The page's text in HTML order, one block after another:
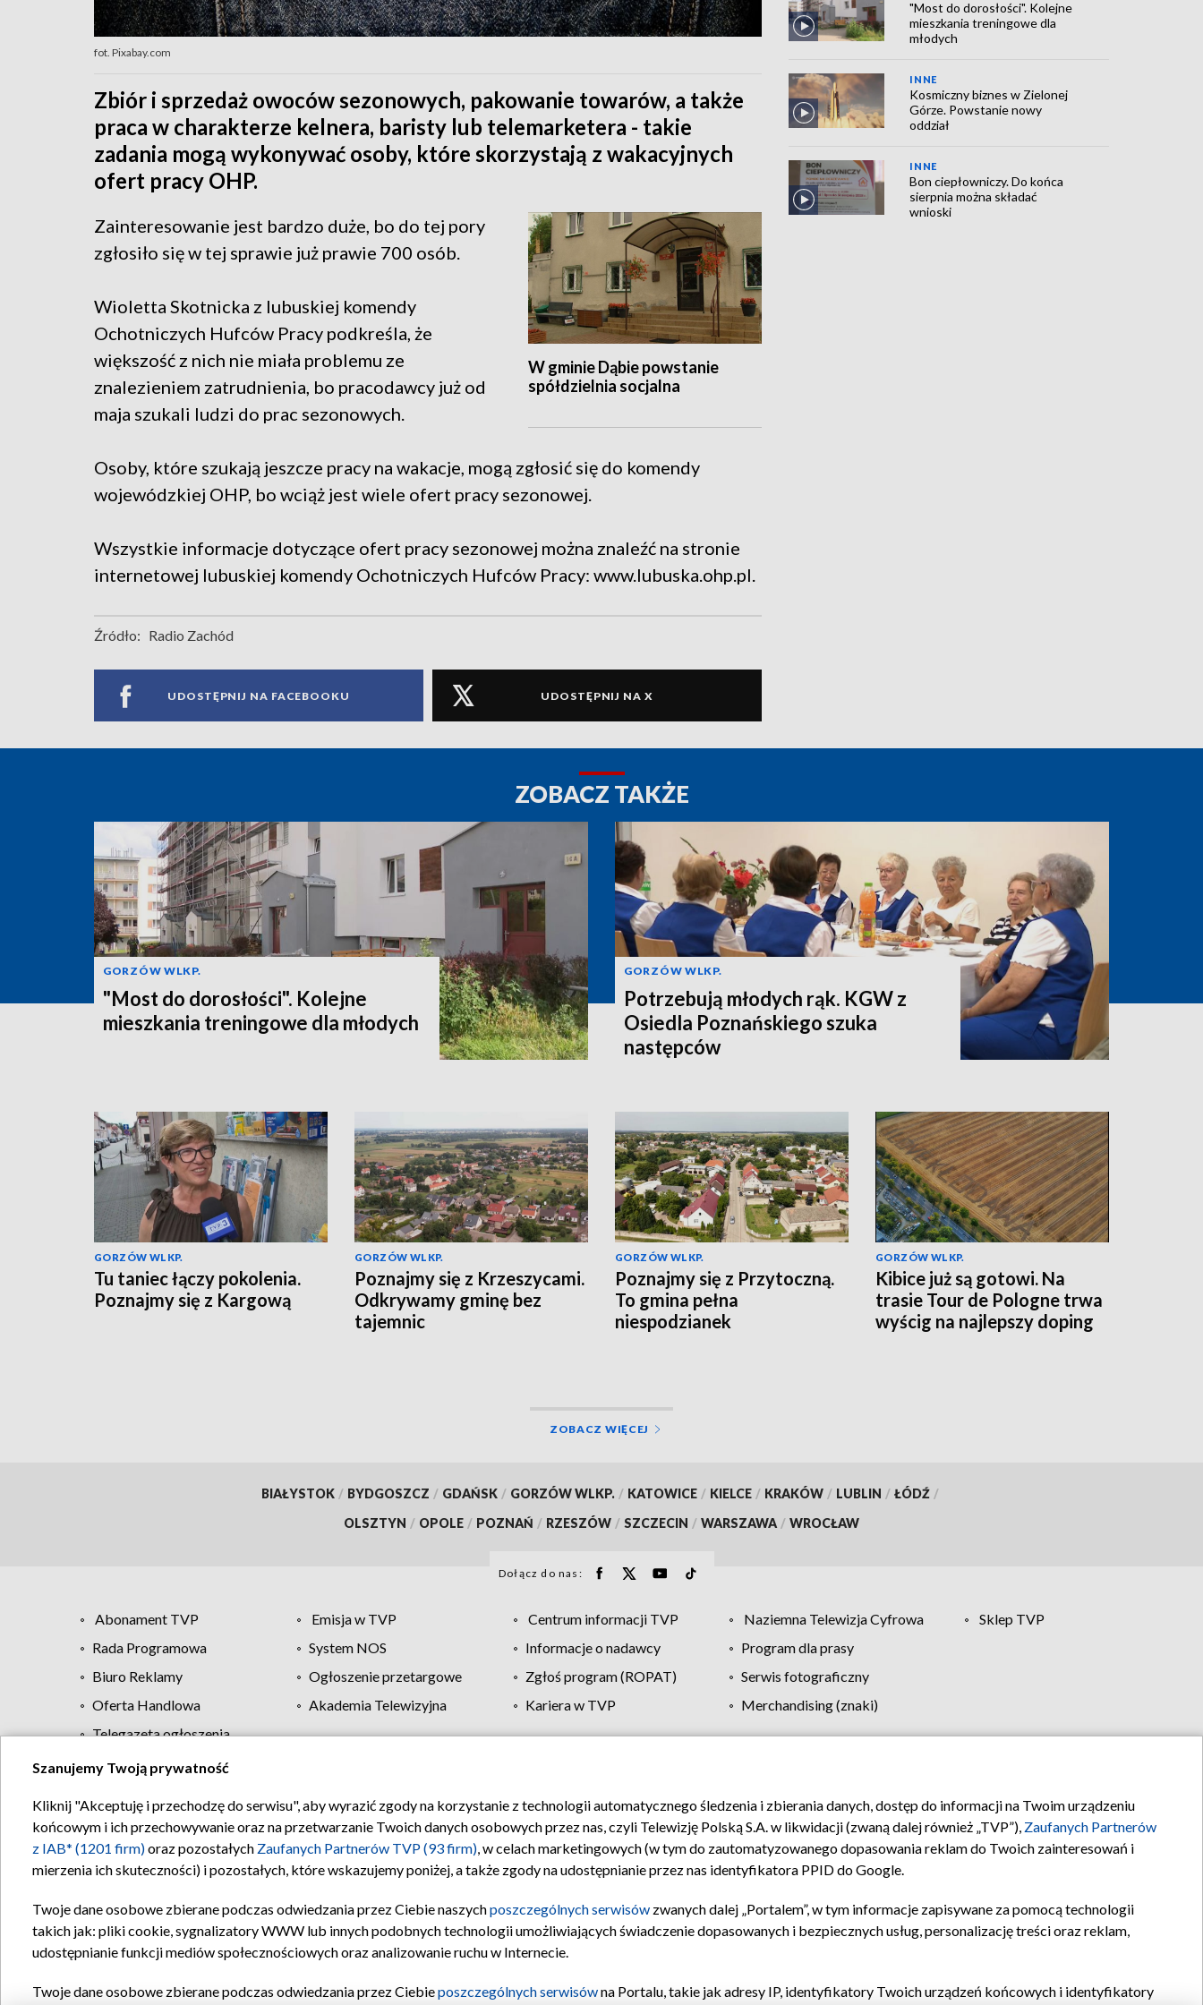
fot. Pixabay.com
Zbiór i sprzedaż owoców sezonowych, pakowanie towarów, a także
praca w charakterze kelnera, baristy lub telemarketera - takie
zadania mogą wykonywać osoby, które skorzystają z wakacyjnych
ofert pracy OHP.
W gminie Dąbie powstanie
spółdzielnia socjalna
Zainteresowanie jest bardzo duże, bo do tej pory
zgłosiło się w tej sprawie już prawie 700 osób.
Wioletta Skotnicka z lubuskiej komendy
Ochotniczych Hufców Pracy podkreśla, że
większość z nich nie miała problemu ze
znalezieniem zatrudnienia, bo pracodawcy już od
maja szukali ludzi do prac sezonowych.
Osoby, które szukają jeszcze pracy na wakacje, mogą zgłosić się do komendy
wojewódzkiej OHP, bo wciąż jest wiele ofert pracy sezonowej.
Wszystkie informacje dotyczące ofert pracy sezonowej można znaleźć na stronie
internetowej lubuskiej komendy Ochotniczych Hufców Pracy: www.lubuska.ohp.pl.
Źródło: Radio Zachód
UDOSTĘPNIJ NA FACEBOOKU UDOSTĘPNIJ NA X
"Most do dorosłości". Kolejne
mieszkania treningowe dla
młodych
INNE
Kosmiczny biznes w Zielonej
Górze. Powstanie nowy
oddział
INNE
Bon ciepłowniczy. Do końca
sierpnia można składać
wnioski
ZOBACZ TAKŻE
GORZÓW WLKP.
"Most do dorosłości". Kolejne
mieszkania treningowe dla młodych
GORZÓW WLKP.
Potrzebują młodych rąk. KGW z
Osiedla Poznańskiego szuka
następców
GORZÓW WLKP.
Tu taniec łączy pokolenia.
Poznajmy się z Kargową
GORZÓW WLKP.
Poznajmy się z Krzeszycami.
Odkrywamy gminę bez
tajemnic
GORZÓW WLKP.
Poznajmy się z Przytoczną.
To gmina pełna
niespodzianek
GORZÓW WLKP.
Kibice już są gotowi. Na
trasie Tour de Pologne trwa
wyścig na najlepszy doping
ZOBACZ WIĘCEJ
BIAŁYSTOK / BYDGOSZCZ / GDAŃSK / GORZÓW WLKP. / KATOWICE / KIELCE / KRAKÓW / LUBLIN / ŁÓDŹ /
OLSZTYN / OPOLE / POZNAŃ / RZESZÓW / SZCZECIN / WARSZAWA / WROCŁAW
Dołącz do nas:
Abonament TVP Emisja w TVP Centrum informacji TVP Naziemna Telewizja Cyfrowa
Sklep TVP
Rada Programowa
System NOS Informacje o nadawcy
Program dla prasy
Biuro Reklamy
Ogłoszenie przetargowe Zgłoś program (ROPAT)
Serwis fotograficzny
Oferta Handlowa
Akademia Telewizyjna Kariera w TVP
Merchandising (znaki)
Telegazeta ogłoszenia
Regulamin TVP Polityka prywatności Moje zgody Pomoc Biuro reklamy Kontakt
Szanujemy Twoją prywatność
Kliknij "Akceptuję i przechodzę do serwisu", aby wyrazić zgody na korzystanie z technologii automatycznego śledzenia i zbierania danych, dostęp do informacji na Twoim urządzeniu
końcowym i ich przechowywanie oraz na przetwarzanie Twoich danych osobowych przez nas, czyli Telewizję Polską S.A. w likwidacji (zwaną dalej również „TVP”), Zaufanych Partnerów
z IAB* (1201 firm)oraz pozostałych Zaufanych Partnerów TVP (93 firm), w celach marketingowych (w tym do zautomatyzowanego dopasowania reklam do Twoich zainteresowań i
mierzenia ich skuteczności) i pozostałych, które wskazujemy poniżej, a także zgody na udostępnianie przez nas identyfikatora PPID do Google.
Twoje dane osobowe zbierane podczas odwiedzania przez Ciebie naszychposzczególnych serwisów zwanych dalej „Portalem”, w tym informacje zapisywane za pomocą technologii
takich jak: pliki cookie, sygnalizatory WWW lub innych podobnych technologii umożliwiających świadczenie dopasowanych i bezpiecznych usług, personalizację treści oraz reklam,
udostępnianie funkcji mediów społecznościowych oraz analizowanie ruchu w Internecie.
Twoje dane osobowe zbierane podczas odwiedzania przez Ciebieposzczególnych serwisówna Portalu, takie jak adresy IP, identyfikatory Twoich urządzeń końcowych i identyfikatory